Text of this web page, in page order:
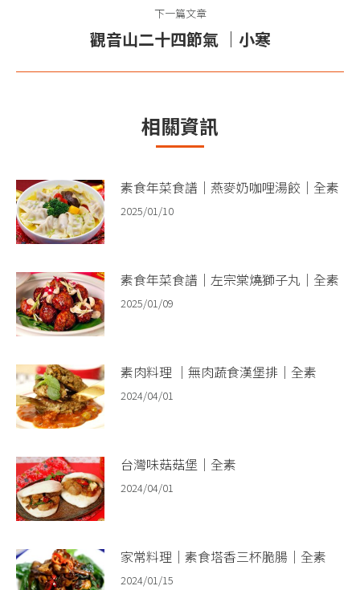
篇
文
下一篇文章
下
章：
觀音山二十四節氣 ｜小寒
相關資訊
素食年菜食譜｜燕麥奶咖哩湯餃｜全素
2025/01/10
素食年菜食譜｜左宗棠燒獅子丸｜全素
2025/01/09
素肉料理 ｜無肉蔬食漢堡排｜全素
2024/04/01
台灣味菇菇堡｜全素
2024/04/01
家常料理｜素食塔香三杯脆腸｜全素
2024/01/15